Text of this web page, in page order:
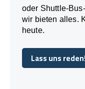
oder Shuttle-
wir bieten alles.
heute.
Lass uns reden!
Lass uns